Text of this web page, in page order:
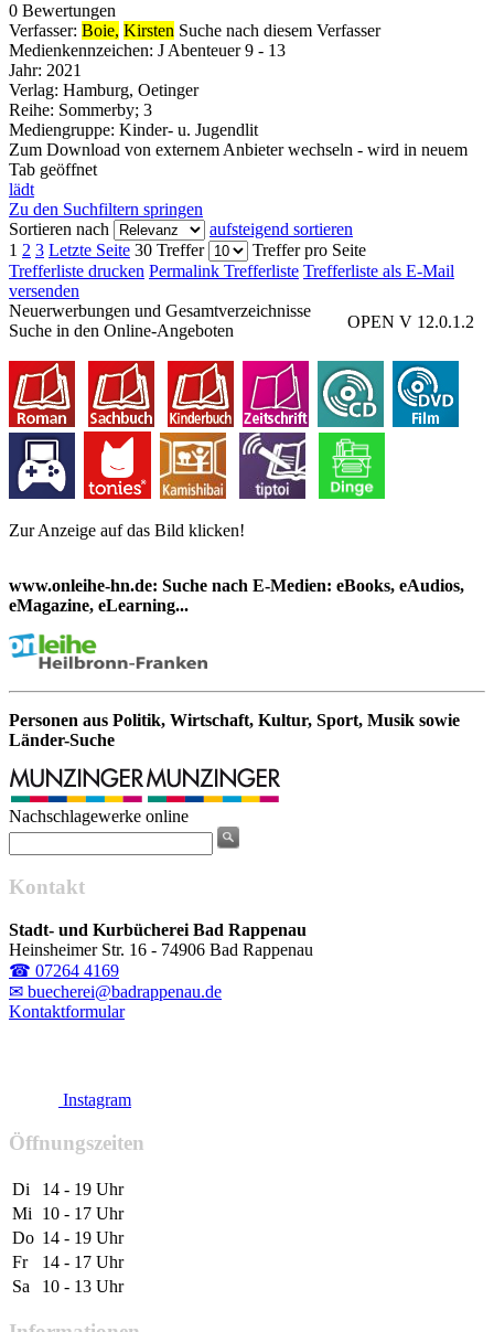
0 Bewertungen
Verfasser: Boie, Kirsten Suche nach diesem Verfasser
Medienkennzeichen: J Abenteuer 9 - 13
Jahr: 2021
Verlag: Hamburg, Oetinger
Reihe: Sommerby; 3
Mediengruppe: Kinder- u. Jugendlit
Zum Download von externem Anbieter wechseln - wird in neuem
Tab geöffnet
lädt
Zu den Suchfiltern springen
Sortieren nach
aufsteigend sortieren
1 2 3 Letzte Seite 30 Treffer
Treffer pro Seite
Trefferliste drucken Permalink Trefferliste Trefferliste als E-Mail
versenden
OPEN V 12.0.1.2
Neuerwerbungen und Gesamtverzeichnisse
Zur Anzeige auf das Bild klicken!
Suche in den Online-Angeboten
www.onleihe-hn.de: Suche nach E-Medien: eBooks, eAudios,
eMagazine, eLearning...
Personen aus Politik, Wirtschaft, Kultur, Sport, Musik sowie
Länder-Suche
Nachschlagewerke online
Kontakt
Stadt- und Kurbücherei Bad Rappenau
Heinsheimer Str. 16 - 74906 Bad Rappenau
☎ 07264 4169
✉ buecherei@badrappenau.de
Kontaktformular
Instagram
Öffnungszeiten
Di
14 - 19 Uhr
Mi
10 - 17 Uhr
Do 14 - 19 Uhr
Fr
14 - 17 Uhr
Sa
10 - 13 Uhr